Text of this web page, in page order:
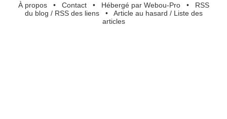
À propos• Contact• Hébergé par Webou-Pro• RSS
du blog / RSS des liens• Article au hasard / Liste des
articles